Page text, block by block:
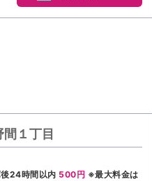
間１丁目
後24時間以内 500円 ※最大料金は